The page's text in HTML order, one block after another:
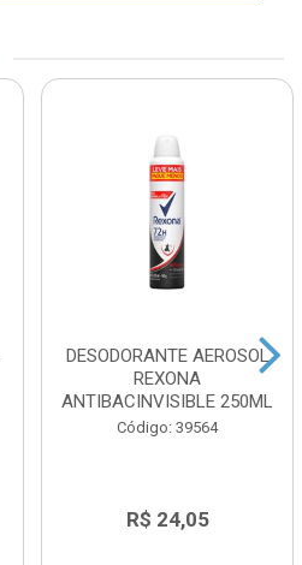
DESODORANTE AEROSOL
REXONA
ANTIBACINVISIBLE 250ML
Código: 39564
R$ 24,05